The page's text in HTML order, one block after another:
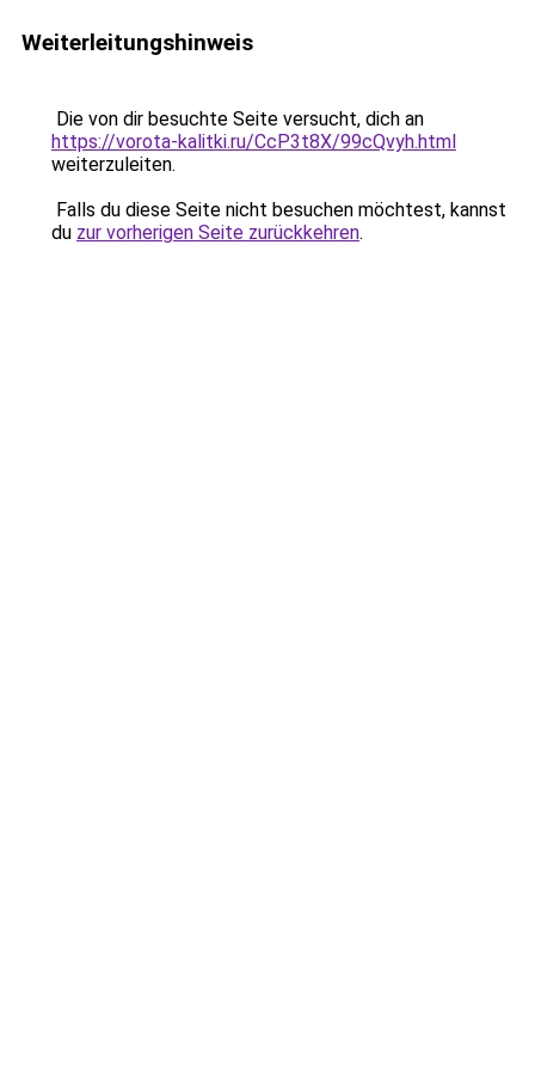
Weiterleitungshinweis
Die von dir besuchte Seite versucht, dich an
https://vorota-kalitki.ru/CcP3t8X/99cQvyh.html
weiterzuleiten.
Falls du diese Seite nicht besuchen möchtest, kannst
du zur vorherigen Seite zurückkehren.